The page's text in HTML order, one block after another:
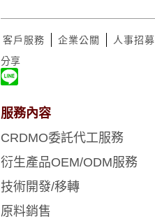
客戶服務 企業公關 人事招募
分享
服務內容
CRDMO委託代工服務
衍生產品OEM/ODM服務
技術開發/移轉
原料銷售